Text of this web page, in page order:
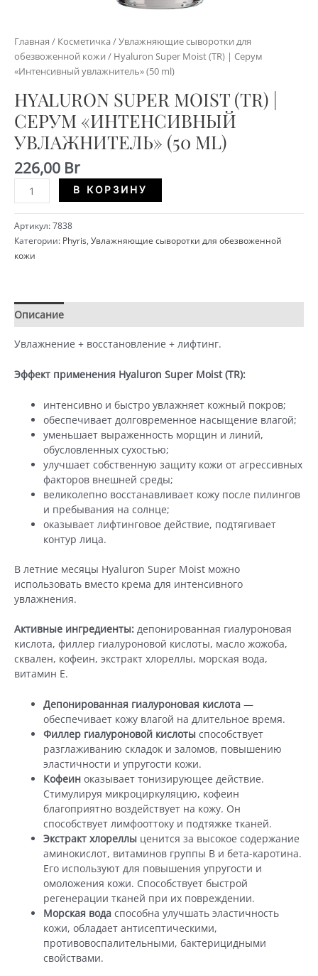
Главная / Косметичка /Увлажняющие сыворотки для
обезвоженной кожи / Hyaluron Super Moist (TR) | Серум
«Интенсивный увлажнитель» (50 ml)
HYALURON SUPER MOIST (TR) |
СЕРУМ «ИНТЕНСИВНЫЙ
УВЛАЖНИТЕЛЬ» (50 ML)
226,00 Br
Количество
Hyaluron
Super
Moist
(TR)
|
увлажнитель»
(50
В КОРЗИНУ
Артикул:7838
Категории: Phyris, Увлажняющие сыворотки для обезвоженной
кожи
Описание
Увлажнение + восстановление + лифтинг.
Эффект применения Hyaluron Super Moist (TR):
интенсивно и быстро увлажняет кожный покров;
обеспечивает долговременное насыщение влагой;
уменьшает выраженность морщин и линий,
обусловленных сухостью;
улучшает собственную защиту кожи от агрессивных
факторов внешней среды;
великолепно восстанавливает кожу после пилингов
и пребывания на солнце;
оказывает лифтинговое действие, подтягивает
контур лица.
В летние месяцы Hyaluron Super Moist можно
использовать вместо крема для интенсивного
увлажнения.
Активные ингредиенты: депонированная гиалуроновая
кислота, филлер гиалуроновой кислоты, масло жожоба,
сквален, кофеин, экстракт хлореллы, морская вода,
витамин Е.
Депонированная гиалуроновая кислота —
обеспечивает кожу влагой на длительное время.
Филлер гиалуроновой кислоты способствует
разглаживанию складок и заломов, повышению
эластичности и упругости кожи.
Кофеин оказывает тонизирующее действие.
Стимулируя микроциркуляцию, кофеин
благоприятно воздействует на кожу. Он
способствует лимфооттоку и подтяжке тканей.
Экстракт хлореллы ценится за высокое содержание
аминокислот, витаминов группы В и бета-каротина.
Его используют для повышения упругости и
омоложения кожи. Способствует быстрой
регенерации тканей при их повреждении.
Морская вода способна улучшать эластичность
кожи, обладает антисептическими,
противовоспалительными, бактерицидными
свойствами.